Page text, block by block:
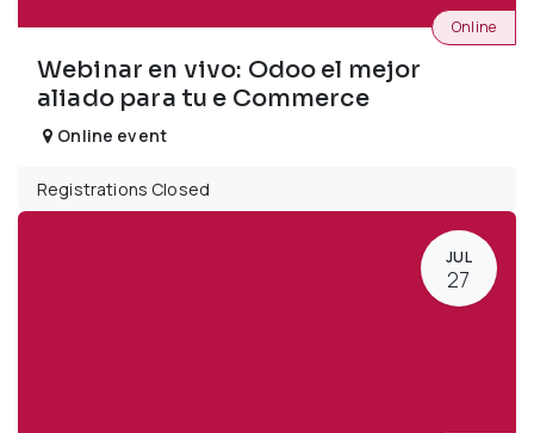
Webinar en vivo: Odoo el mejor
aliado para tu e Commerce
Online
Online event
Registrations Closed
JUL
27